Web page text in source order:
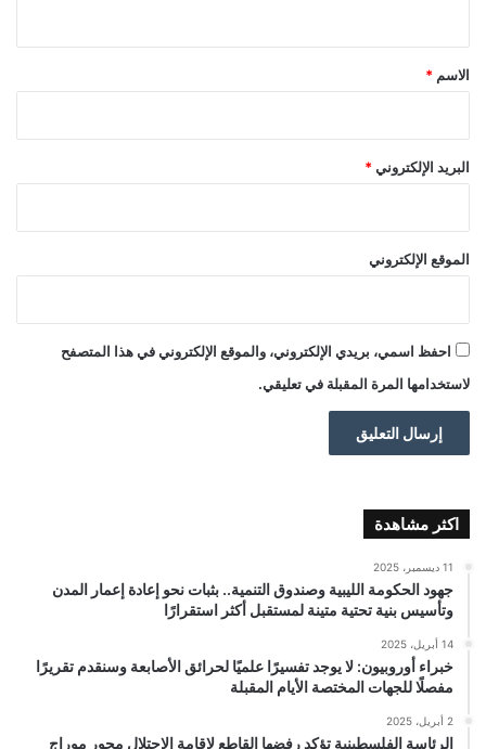
*
الاسم *
البريد الإلكتروني *
الموقع الإلكتروني
احفظ اسمي، بريدي الإلكتروني، والموقع الإلكتروني في هذا المتصفح
لاستخدامها المرة المقبلة في تعليقي.
اكثر مشاهدة
11 ديسمبر، 2025
جهود الحكومة الليبية وصندوق التنمية.. بثبات نحو إعادة إعمار المدن
وتأسيس بنية تحتية متينة لمستقبل أكثر استقرارًا
14 أبريل، 2025
خبراء أوروبيون: لا يوجد تفسيرًا علميًا لحرائق الأصابعة وسنقدم تقريرًا
مفصلًا للجهات المختصة الأيام المقبلة
2 أبريل، 2025
الرئاسة الفلسطينية تؤكد رفضها القاطع لإقامة الاحتلال محور موراج